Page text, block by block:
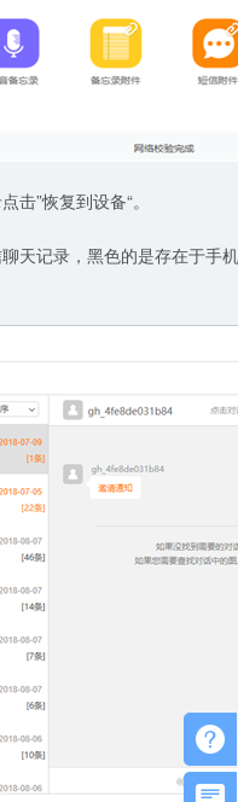
击”恢复到设备“。
天记录，黑色的是存在于手
